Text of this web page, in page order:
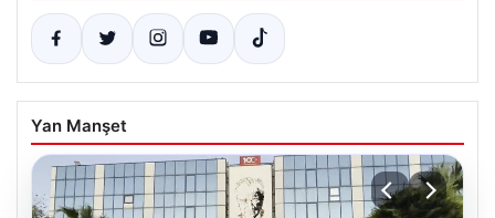
Yan Manşet